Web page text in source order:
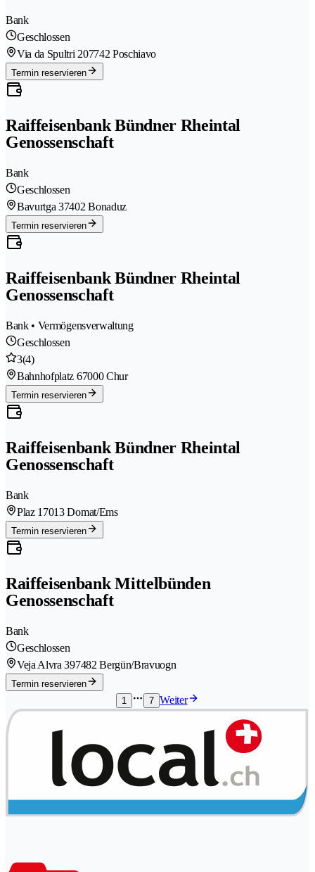
Bank
Geschlossen
Via da Spultri 207742 Poschiavo
Termin reservieren
Raiffeisenbank Bündner Rheintal
Genossenschaft
Bank
Geschlossen
Bavurtga 37402 Bonaduz
Termin reservieren
Raiffeisenbank Bündner Rheintal
Genossenschaft
Bank • Vermögensverwaltung
Geschlossen
3(4)
Bahnhofplatz 67000 Chur
Termin reservieren
Raiffeisenbank Bündner Rheintal
Genossenschaft
Bank
Plaz 1 7013 Domat/Ems
Termin reservieren
Raiffeisenbank Mittelbünden
Genossenschaft
Bank
Geschlossen
Veja Alvra 397482 Bergün/Bravuogn
Termin reservieren
1
7 Weiter